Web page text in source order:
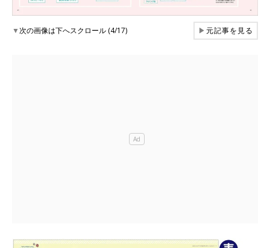
▼次の画像は下へスクロール (4/17) ▶元記事を見る